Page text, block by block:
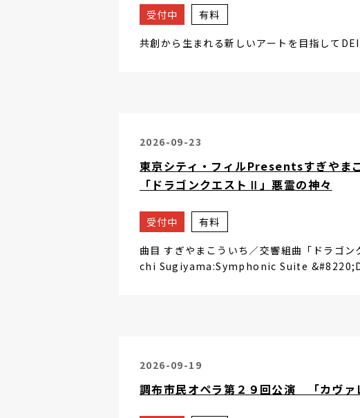
受付中 有料
共創から生まれる新しいアートを目指して
2026-09-23
東京シティ・フィルPresentsすぎやま
「ドラゴンクエストⅡ」悪霊の神々
受付中 有料
曲目 すぎやまこういち／交響組曲「ドラゴ
chi Sugiyama:Symphonic Suite
2026-09-19
調布市民オペラ第２９回公演 「カヴ